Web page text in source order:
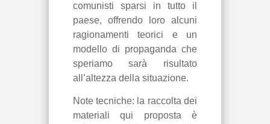
comunisti sparsi in tutto il
paese, offrendo loro alcuni
ragionamenti teorici e un
modello di propaganda che
speriamo sarà risultato
all’altezza della situazione.
Note tecniche: la raccolta dei
materiali qui proposta è